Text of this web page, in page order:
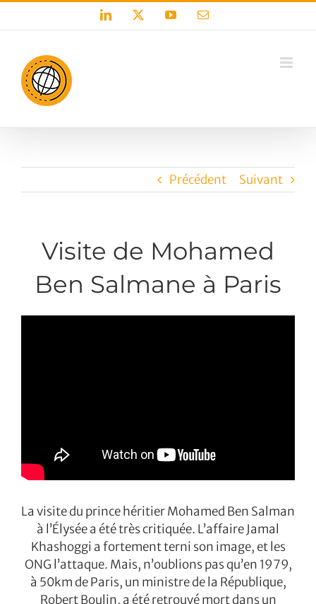
LinkedIn YouTubeEmail
Précédent Suivant
Visite de Mohamed
Ben Salmane à Paris
La visite du prince héritier Mohamed Ben Salman
à l’Élysée a été très critiquée. L’affaire Jamal
Khashoggi a fortement terni son image, et les
ONG l’attaque. Mais, n’oublions pas qu’en 1979,
à 50km de Paris, un ministre de la République,
Robert Boulin, a été retrouvé mort dans un